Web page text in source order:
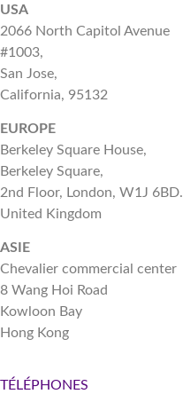
USA
2066 North Capitol Avenue
#1003,
San Jose,
California, 95132
EUROPE
Berkeley Square House,
Berkeley Square,
2nd Floor, London, W1J 6BD.
United Kingdom
ASIE
Chevalier commercial center
8 Wang Hoi Road
Kowloon Bay
Hong Kong
TÉLÉPHONES